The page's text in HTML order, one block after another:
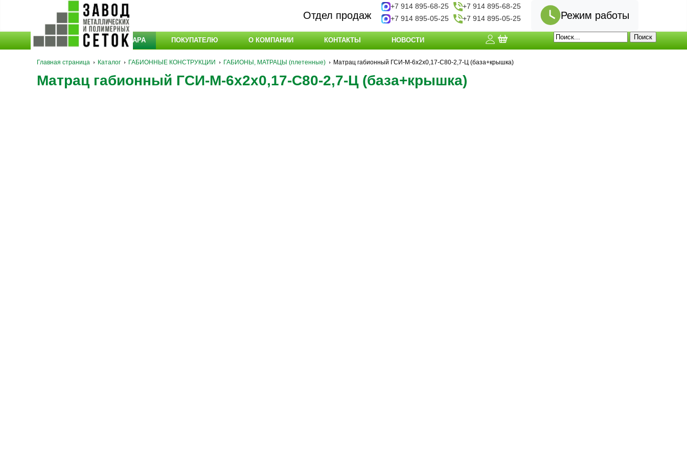
Отдел продаж
+7 914 895-68-25
+7 914 895-68-25
+7 914 895-05-25
+7 914 895-05-25 Режим работы
КАТАЛОГ ТОВАРА ПОКУПАТЕЛЮ О КОМПАНИИ КОНТАКТЫ НОВОСТИ
Главная страница Каталог ГАБИОННЫЕ КОНСТРУКЦИИ ГАБИОНЫ, МАТРАЦЫ (плетенные) Матрац габионный ГСИ-М-6х2х0,17-С80-2,7-Ц (база+крышка)
Матрац габионный ГСИ-М-6х2х0,17-С80-2,7-Ц (база+крышка)